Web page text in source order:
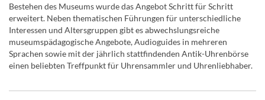
Bestehen des Museums wurde das Angebot Schritt für Schritt
erweitert. Neben thematischen Führungen für unterschiedliche
Interessen und Altersgruppen gibt es abwechslungsreiche
museumspädagogische Angebote, Audioguides in mehreren
Sprachen sowie mit der jährlich stattfindenden Antik-Uhrenbörse
einen beliebten Treffpunkt für Uhrensammler und Uhrenliebhaber.